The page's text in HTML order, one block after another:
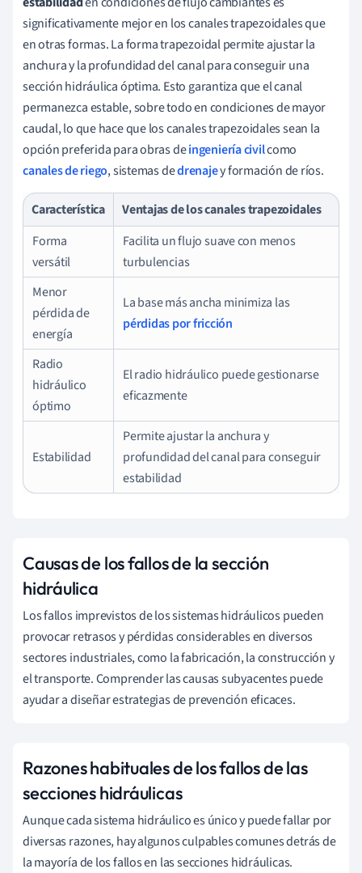
significativamente mejor en los canales trapezoidales que
en otras formas. La forma trapezoidal permite ajustar la
anchura y la profundidad del canal para conseguir una
sección hidráulica óptima. Esto garantiza que el canal
permanezca estable, sobre todo en condiciones de mayor
caudal, lo que hace que los canales trapezoidales sean la
opción preferida para obras deingeniería civilcomo
canales de riego, sistemas dedrenajey formación de ríos.
Característica
Ventajas de los canales trapezoidales
Forma
versátil
Facilita un flujo suave con menos
turbulencias
Menor
pérdida de
energía
La base más ancha minimiza las
pérdidas por fricción
Radio
hidráulico
óptimo
El radio hidráulico puede gestionarse
eficazmente
Estabilidad
Permite ajustar la anchura y
profundidad del canal para conseguir
estabilidad
Causas de los fallos de la sección
hidráulica
Los fallos imprevistos de los sistemas hidráulicos pueden
provocar retrasos y pérdidas considerables en diversos
sectores industriales, como la fabricación, la construcción y
el transporte. Comprender las causas subyacentes puede
ayudar a diseñar estrategias de prevención eficaces.
Razones habituales de los fallos de las
secciones hidráulicas
Aunque cada sistema hidráulico es único y puede fallar por
diversas razones, hay algunos culpables comunes detrás de
la mayoría de los fallos en las secciones hidráulicas.